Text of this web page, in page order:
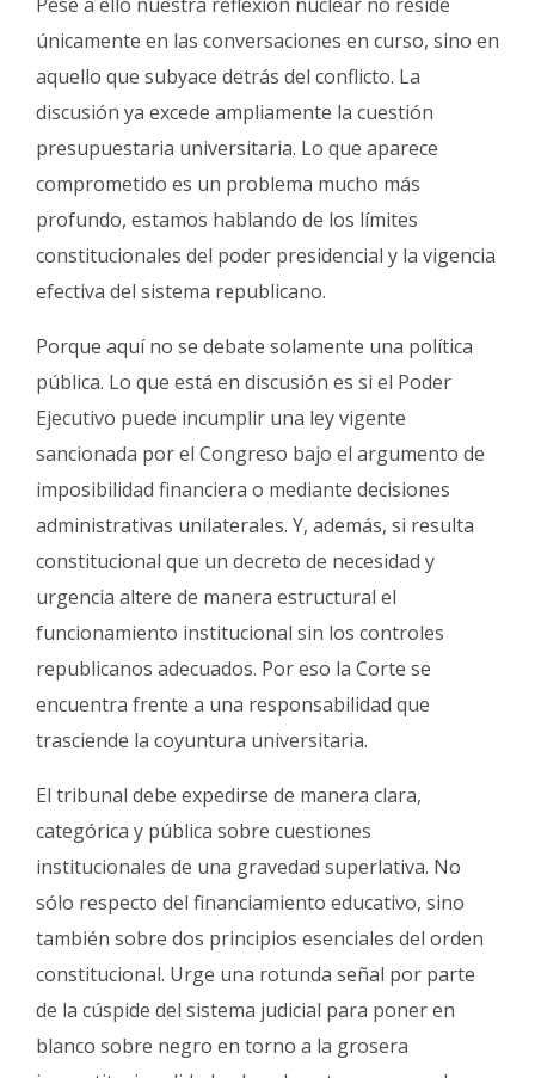
únicamente en las conversaciones en curso, sino en
aquello que subyace detrás del conflicto. La
discusión ya excede ampliamente la cuestión
presupuestaria universitaria. Lo que aparece
comprometido es un problema mucho más
profundo, estamos hablando de los límites
constitucionales del poder presidencial y la vigencia
efectiva del sistema republicano.
Porque aquí no se debate solamente una política
pública. Lo que está en discusión es si el Poder
Ejecutivo puede incumplir una ley vigente
sancionada por el Congreso bajo el argumento de
imposibilidad financiera o mediante decisiones
administrativas unilaterales. Y, además, si resulta
constitucional que un decreto de necesidad y
urgencia altere de manera estructural el
funcionamiento institucional sin los controles
republicanos adecuados. Por eso la Corte se
encuentra frente a una responsabilidad que
trasciende la coyuntura universitaria.
El tribunal debe expedirse de manera clara,
categórica y pública sobre cuestiones
institucionales de una gravedad superlativa. No
sólo respecto del financiamiento educativo, sino
también sobre dos principios esenciales del orden
constitucional. Urge una rotunda señal por parte
de la cúspide del sistema judicial para poner en
blanco sobre negro en torno a la grosera